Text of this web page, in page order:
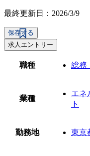
最終更新日：2026/3/9
保存する
求人エントリー
職種 総務
業種
エネ
ト
勤務地 東京